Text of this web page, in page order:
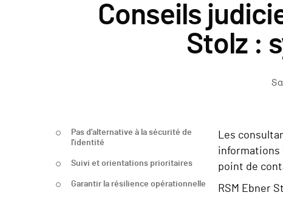
Conseils
Stolz :
Pas d'alternative à la sécurité de
l'identité
Suivi et orientations prioritaires
Garantir la résilience opérationnelle
Les
informations
point de
RSM Ebner